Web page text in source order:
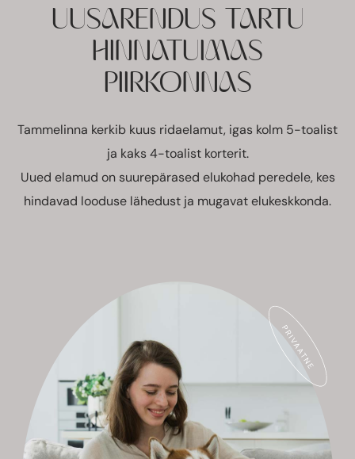
UUSARENDUS TARTU
HINNATUIMAS
PIIRKONNAS
Tammelinna kerkib kuus ridaelamut, igas kolm 5-toalist
ja kaks 4-toalist korterit.
Uued elamud on suurepärased elukohad peredele, kes
hindavad looduse lähedust ja mugavat elukeskkonda.